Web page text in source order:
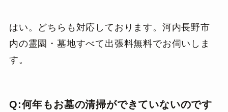
はい。どちらも対応しております。河内長野市
内の霊園・墓地すべて出張料無料でお伺いしま
す。
Q:何年もお墓の清掃ができていないのです